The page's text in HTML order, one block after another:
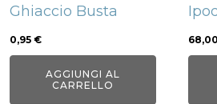
Ghiaccio Busta
0,95 €
AGGIUNGI AL
CARRELLO
68,00